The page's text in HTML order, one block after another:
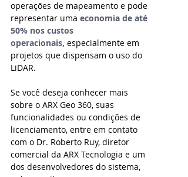
operações de mapeamento e pode
representar uma economia de até
50% nos custos
operacionais, especialmente em
projetos que dispensam o uso do
LiDAR.
Se você deseja conhecer mais
sobre o ARX Geo 360, suas
funcionalidades ou condições de
licenciamento, entre em contato
com o Dr. Roberto Ruy, diretor
comercial da ARX Tecnologia e um
dos desenvolvedores do sistema,